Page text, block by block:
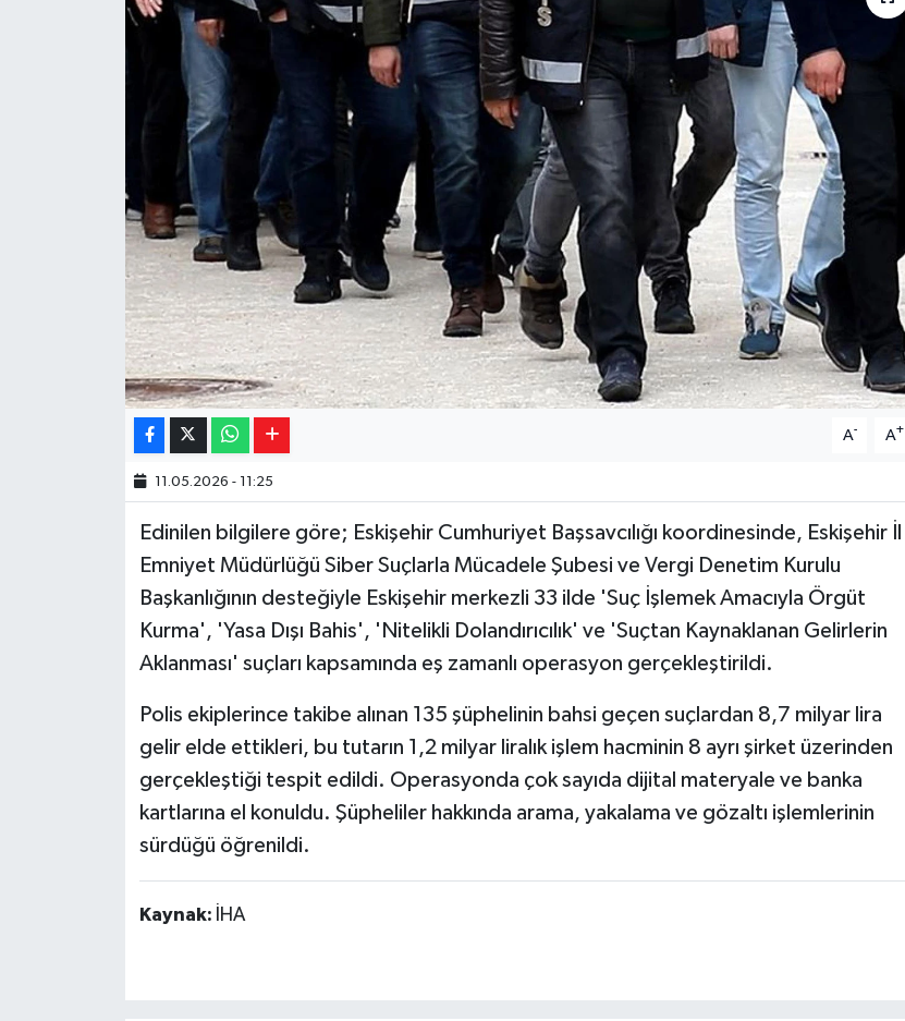
A- A+
11.05.2026 - 11:25
Edinilen bilgilere göre; Eskişehir Cumhuriyet Başsavcılığı koordinesinde, Eskişehir İl
Emniyet Müdürlüğü Siber Suçlarla Mücadele Şubesi ve Vergi Denetim Kurulu
Başkanlığının desteğiyle Eskişehir merkezli 33 ilde 'Suç İşlemek Amacıyla Örgüt
Kurma', 'Yasa Dışı Bahis', 'Nitelikli Dolandırıcılık' ve 'Suçtan Kaynaklanan Gelirlerin
Aklanması' suçları kapsamında eş zamanlı operasyon gerçekleştirildi.
Polis ekiplerince takibe alınan 135 şüphelinin bahsi geçen suçlardan 8,7 milyar lira
gelir elde ettikleri, bu tutarın 1,2 milyar liralık işlem hacminin 8 ayrı şirket üzerinden
gerçekleştiği tespit edildi. Operasyonda çok sayıda dijital materyale ve banka
kartlarına el konuldu. Şüpheliler hakkında arama, yakalama ve gözaltı işlemlerinin
sürdüğü öğrenildi.
Kaynak: İHA